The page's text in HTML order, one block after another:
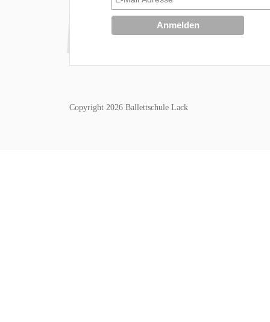
Copyright 2026 Ballettschule Lack